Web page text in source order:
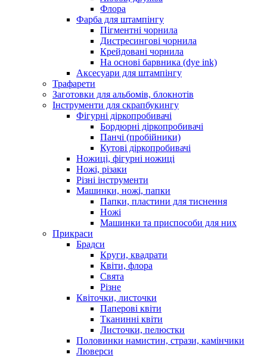
Флора
Фарба для штампінгу
Пігментні чорнила
Дистресингові чорнила
Крейдовані чорнила
На основі барвника (dye ink)
Аксесуари для штампінгу
Трафарети
Заготовки для альбомів, блокнотів
Інструменти для скрапбукингу
Фігурні діркопробивачі
Бордюрні діркопробивачі
Панчі (пробійники)
Кутові діркопробивачі
Ножиці, фігурні ножиці
Ножі, різаки
Різні інструменти
Машинки, ножі, папки
Папки, пластини для тиснення
Ножі
Машинки та приспособи для них
Прикраси
Брадси
Круги, квадрати
Квіти, флора
Свята
Різне
Квіточки, листочки
Паперові квіти
Тканинні квіти
Листочки, пелюстки
Половинки намистин, стрази, камінчики
Люверси